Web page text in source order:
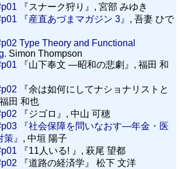
『スナーク狩り』, 宮部 みゆき
『産直あづまマガジン 3』 , 吾妻 ひで
Type Theory and Functional
. Simon Thompson
『山下奉文 —昭和の悲劇』, 福田 和
『余は如何にしてナショナリストと
田 和也
『ジゴロ』, 中山 可穂
『社会保障を問いなおす—年金・医
』 , 中垣 陽子
『11人いる! 』, 萩尾 望都
『道路の経済学』 松下 文洋